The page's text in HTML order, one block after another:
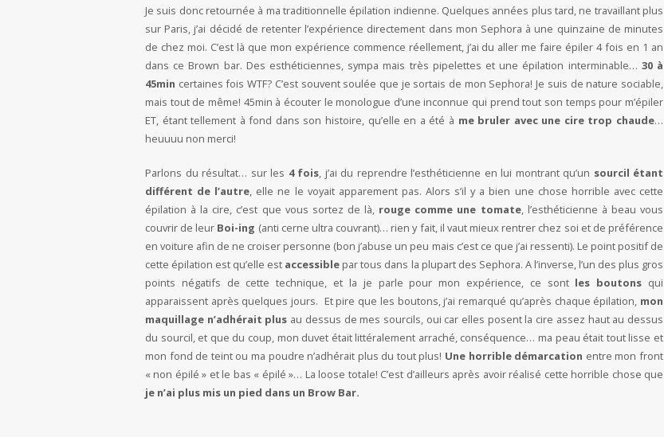
Je suis donc retournée à ma traditionnelle épilation indienne. Quelques années plus tard, ne travaillant plus
sur Paris, j’ai décidé de retenter l’expérience directement dans mon Sephora à une quinzaine de minutes
de chez moi. C’est là que mon expérience commence réellement, j’ai du aller me faire épiler 4 fois en 1 an
dans ce Brown bar. Des esthéticiennes, sympa mais très pipelettes et une épilation interminable… 30 à
45min certaines fois WTF? C’est souvent soulée que je sortais de mon Sephora! Je suis de nature sociable,
mais tout de même! 45min à écouter le monologue d’une inconnue qui prend tout son temps pour m’épiler
ET, étant tellement à fond dans son histoire, qu’elle en a été à me bruler avec une cire trop chaude…
heuuuu non merci!
Parlons du résultat… sur les 4 fois , j’ai du reprendre l’esthéticienne en lui montrant qu’un sourcil étant
différent de l’autre , elle ne le voyait apparement pas. Alors s’il y a bien une chose horrible avec cette
épilation à la cire, c’est que vous sortez de là, rouge comme une tomate, l’esthéticienne à beau vous
couvrir de leur Boi-ing (anti cerne ultra couvrant)… rien y fait, il vaut mieux rentrer chez soi et de préférence
en voiture afin de ne croiser personne (bon j’abuse un peu mais c’est ce que j’ai ressenti). Le point positif de
cette épilation est qu’elle est accessible par tous dans la plupart des Sephora. A l’inverse, l’un des plus gros
points négatifs de cette technique, et la je parle pour mon expérience, ce sont les boutons qui
apparaissent après quelques jours. Et pire que les boutons, j’ai remarqué qu’après chaque épilation, mon
maquillage n’adhérait plus au dessus de mes sourcils, oui car elles posent la cire assez haut au dessus
du sourcil, et que du coup, mon duvet était littéralement arraché, conséquence… ma peau était tout lisse et
mon fond de teint ou ma poudre n’adhérait plus du tout plus! Une horrible démarcation entre mon front
« non épilé » et le bas « épilé »… La loose totale! C’est d’ailleurs après avoir réalisé cette horrible chose que
je n’ai plus mis un pied dans un Brow Bar.